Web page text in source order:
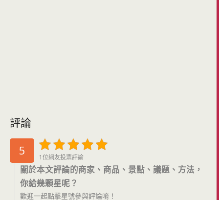
評論
5 1位網友投票評論
關於本文評論的商家、商品、景點、議題、方法，
你給幾顆星呢？
歡迎一起點擊星號參與評論唷！